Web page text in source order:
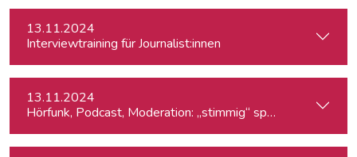
13.11.2024
Interviewtraining für Journalist:innen
13.11.2024
Hörfunk, Podcast, Moderation: „stimmig“ sprechen